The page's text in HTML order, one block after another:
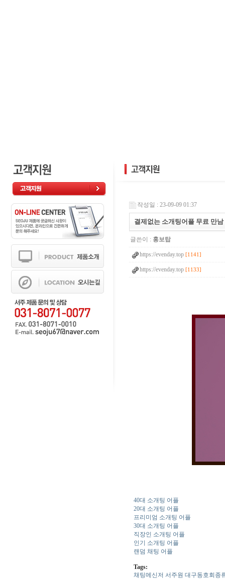
작성일 : 23-09-09 01:37
결제없는 소개팅어플 무료 만
글쓴이 : 홍보탑
https://evenday.top [1141]
https://evenday.top [1133]
40대 소개팅 어플
20대 소개팅 어플
프리미엄 소개팅 어플
30대 소개팅 어플
직장인 소개팅 어플
인기 소개팅 어플
랜덤 채팅 어플
Tags:
채팅메신저 서주원 대­구­동­호­회­종­